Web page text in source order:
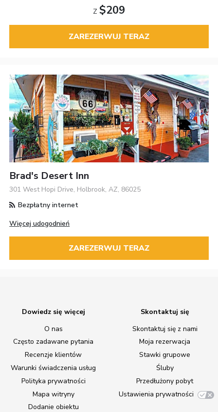
Z $209
ZAREZERWUJ TERAZ
Brad's Desert Inn
301 West Hopi Drive, Holbrook, AZ, 86025
Bezpłatny internet
Więcej udogodnień
ZAREZERWUJ TERAZ
Dowiedz się więcej
O nas
Często zadawane pytania
Recenzje klientów
Warunki świadczenia usług
Polityka prywatności
Mapa witryny
Dodanie obiektu
Skontaktuj się
Skontaktuj się z nami
Moja rezerwacja
Stawki grupowe
Śluby
Przedłużony pobyt
Ustawienia prywatności